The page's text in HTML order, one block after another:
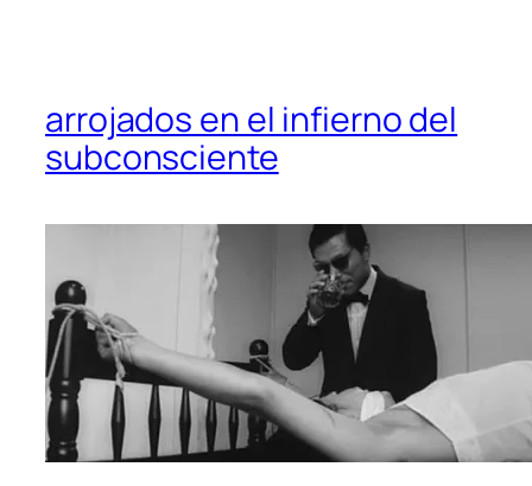
arrojados en el infierno del
subconsciente